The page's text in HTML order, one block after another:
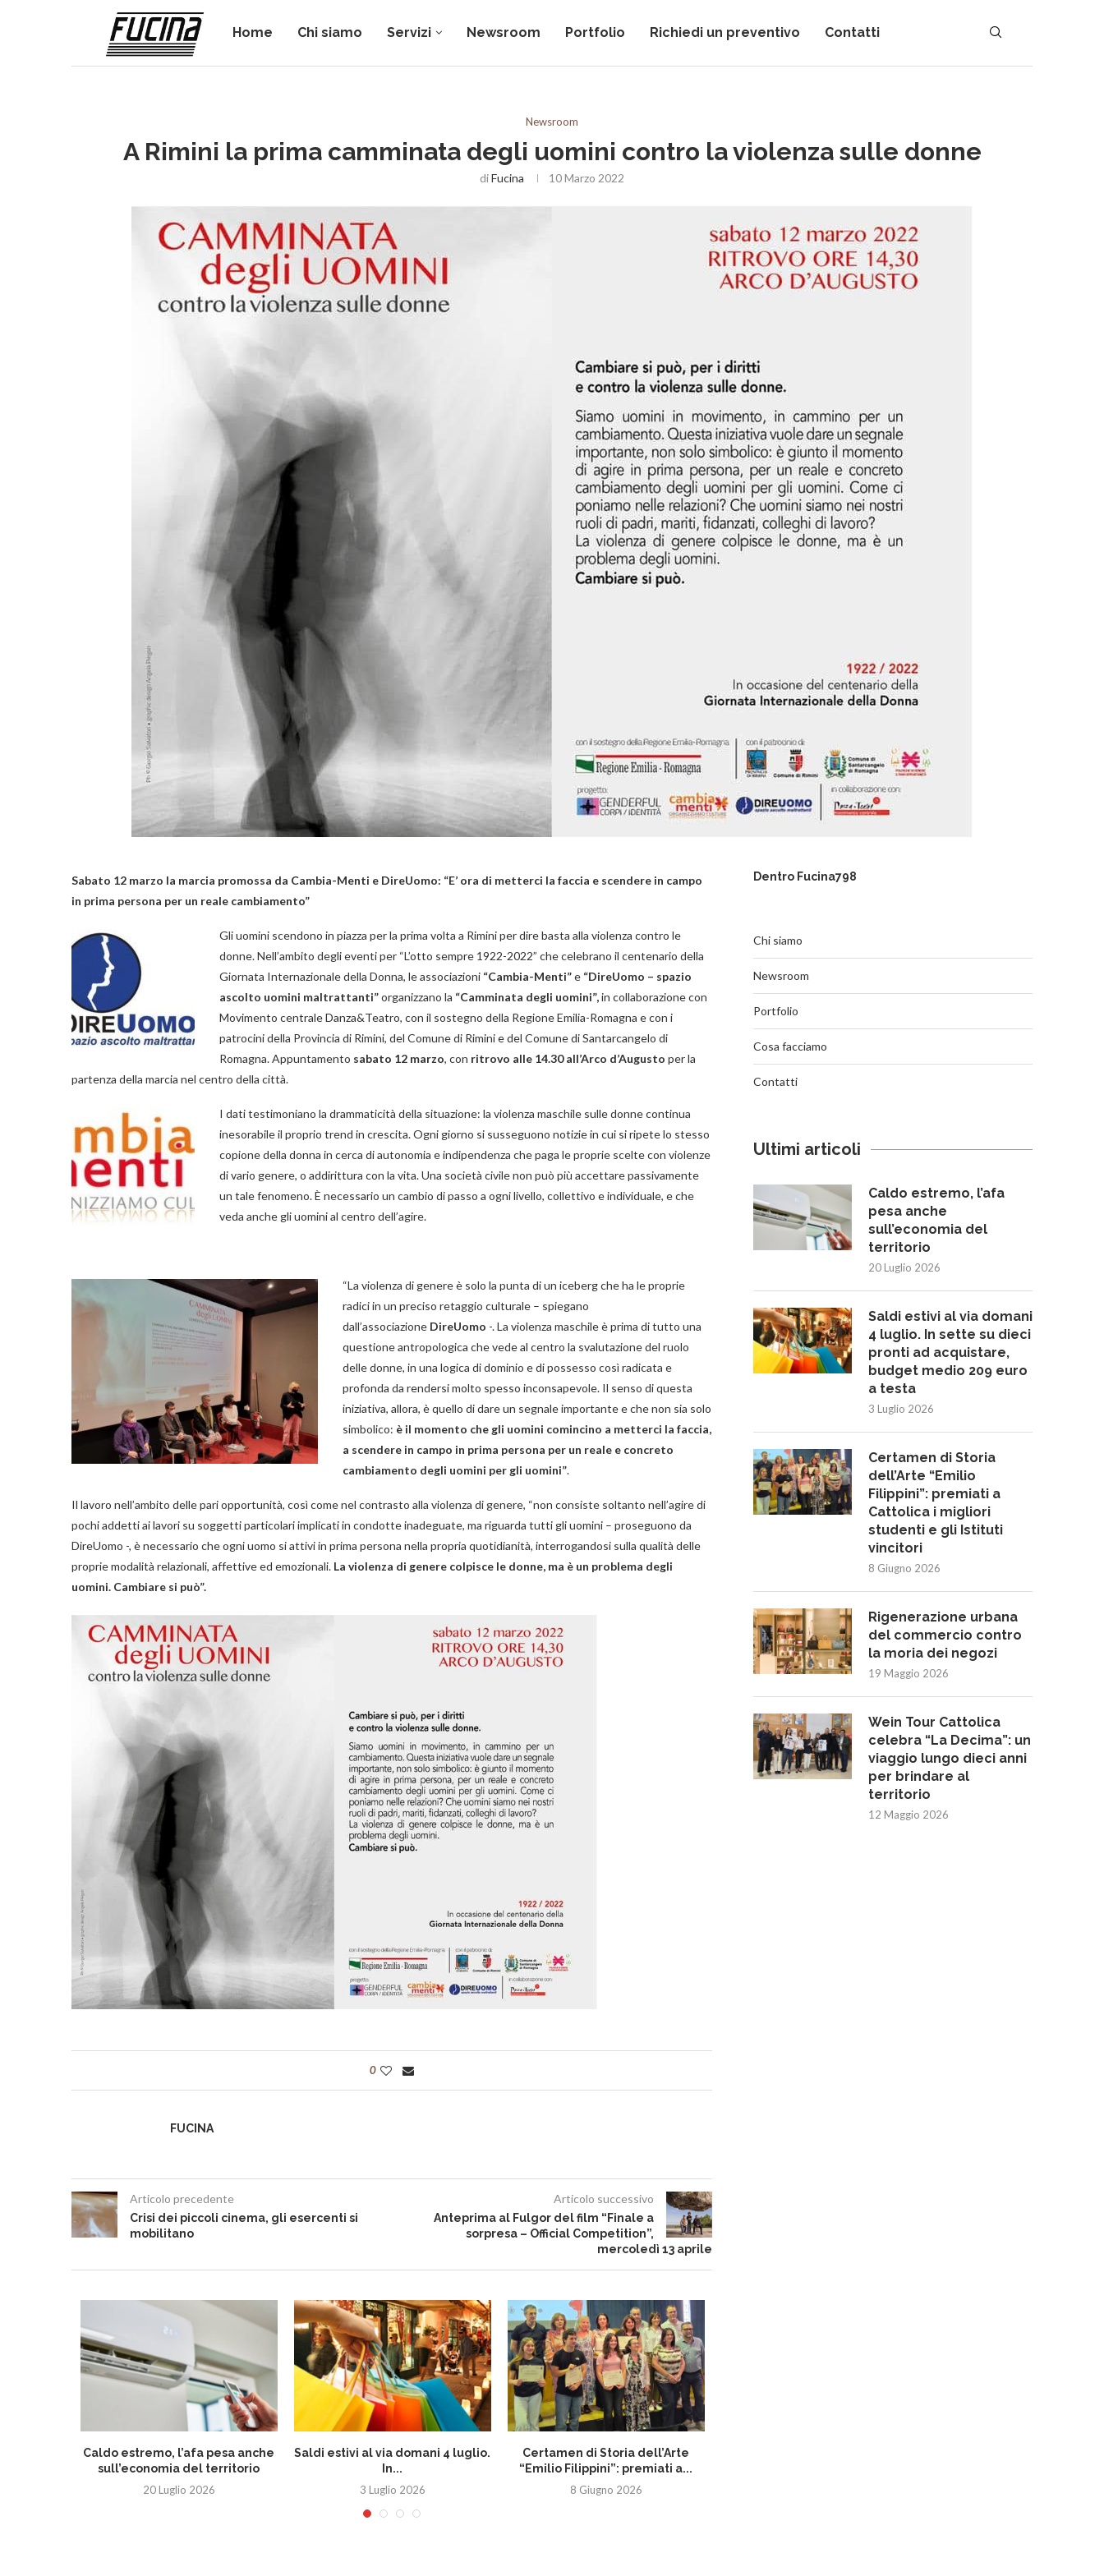
Home Chi siamo Servizi Newsroom Portfolio Richiedi un preventivo Contatti
Newsroom
A Rimini la prima camminata degli uomini contro la violenza sulle donne
diFucina 10 Marzo 2022
Sabato 12 marzo la marcia promossa da Cambia-Menti e DireUomo: “E’ ora di metterci la faccia e scendere in campo
in prima persona per un reale cambiamento”
Gli uomini scendono in piazza per la prima volta a Rimini per dire basta alla violenza contro le
donne. Nell’ambito degli eventi per “L’otto sempre 1922-2022” che celebrano il centenario della
Giornata Internazionale della Donna, le associazioni “Cambia-Menti”e “DireUomo – spazio
ascolto uomini maltrattanti”organizzano la “Camminata degli uomini”,in collaborazione con
Movimento centrale Danza&Teatro, con il sostegno della Regione Emilia-Romagna e con i
patrocini della Provincia di Rimini, del Comune di Rimini e del Comune di Santarcangelo di
Romagna. Appuntamento sabato 12 marzo, con ritrovo alle 14.30 all’Arco d’Augusto per la
partenza della marcia nel centro della città.
I dati testimoniano la drammaticità della situazione: la violenza maschile sulle donne continua
inesorabile il proprio trend in crescita. Ogni giorno si susseguono notizie in cui si ripete lo stesso
copione della donna in cerca di autonomia e indipendenza che paga le proprie scelte con violenze
di vario genere, o addirittura con la vita. Una società civile non può più accettare passivamente
un tale fenomeno. È necessario un cambio di passo a ogni livello, collettivo e individuale, e che
veda anche gli uomini al centro dell’agire.
“La violenza di genere è solo la punta di un iceberg che ha le proprie
radici in un preciso retaggio culturale – spiegano
dall’associazione DireUomo -. La violenza maschile è prima di tutto una
questione antropologica che vede al centro la svalutazione del ruolo
delle donne, in una logica di dominio e di possesso così radicata e
profonda da rendersi molto spesso inconsapevole. Il senso di questa
iniziativa, allora, è quello di dare un segnale importante e che non sia solo
simbolico: è il momento che gli uomini comincino a metterci la faccia,
a scendere in campo in prima persona per un reale e concreto
cambiamento degli uomini per gli uomini”.
Il lavoro nell’ambito delle pari opportunità, così come nel contrasto alla violenza di genere, “non consiste soltanto nell’agire di
pochi addetti ai lavori su soggetti particolari implicati in condotte inadeguate, ma riguarda tutti gli uomini – proseguono da
DireUomo -, è necessario che ogni uomo si attivi in prima persona nella propria quotidianità, interrogandosi sulla qualità delle
proprie modalità relazionali, affettive ed emozionali. La violenza di genere colpisce le donne, ma è un problema degli
uomini. Cambiare si può”.
0
FUCINA
Articolo precedente
Crisi dei piccoli cinema, gli esercenti si
mobilitano
Articolo successivo
Anteprima al Fulgor del film “Finale a
sorpresa – Official Competition”,
mercoledì 13 aprile
Caldo estremo, l’afa pesa anche
sull’economia del territorio
20 Luglio 2026
Saldi estivi al via domani 4 luglio.
In...
3 Luglio 2026
Certamen di Storia dell’Arte
“Emilio Filippini”: premiati a...
8 Giugno 2026
Dentro Fucina798
Chi siamo
Newsroom
Portfolio
Cosa facciamo
Contatti
Ultimi articoli
Caldo estremo, l’afa
pesa anche
sull’economia del
territorio
20 Luglio 2026
Saldi estivi al via domani
4 luglio. In sette su dieci
pronti ad acquistare,
budget medio 209 euro
a testa
3 Luglio 2026
Certamen di Storia
dell’Arte “Emilio
Filippini”: premiati a
Cattolica i migliori
studenti e gli Istituti
vincitori
8 Giugno 2026
Rigenerazione urbana
del commercio contro
la moria dei negozi
19 Maggio 2026
Wein Tour Cattolica
celebra “La Decima”: un
viaggio lungo dieci anni
per brindare al
territorio
12 Maggio 2026